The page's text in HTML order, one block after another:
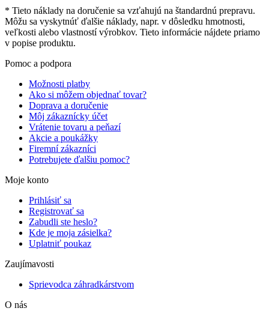
* Tieto náklady na doručenie sa vzťahujú na štandardnú prepravu.
Môžu sa vyskytnúť ďalšie náklady, napr. v dôsledku hmotnosti,
veľkosti alebo vlastností výrobkov. Tieto informácie nájdete priamo
v popise produktu.
Pomoc a podpora
Možnosti platby
Ako si môžem objednať tovar?
Doprava a doručenie
Môj zákaznícky účet
Vrátenie tovaru a peňazí
Akcie a poukážky
Firemní zákazníci
Potrebujete ďalšiu pomoc?
Moje konto
Prihlásiť sa
Registrovať sa
Zabudli ste heslo?
Kde je moja zásielka?
Uplatniť poukaz
Zaujímavosti
Sprievodca záhradkárstvom
O nás